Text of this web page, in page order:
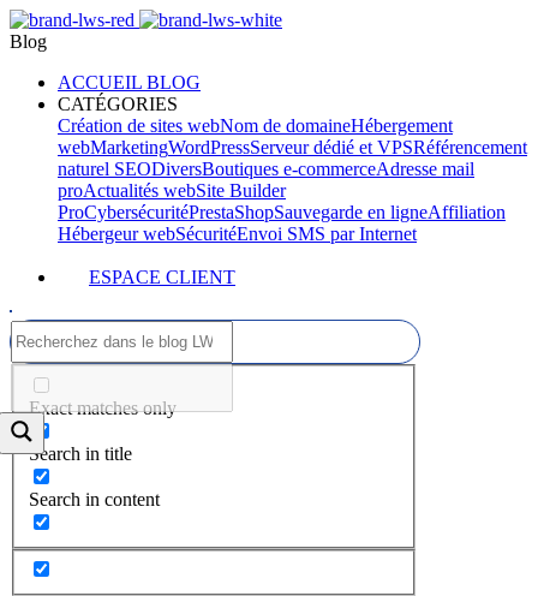
Blog
ACCUEIL BLOG
CATÉGORIES
Création de sites webNom de domaineHébergement
webMarketingWordPressServeur dédié et VPSRéférencement
naturel SEODiversBoutiques e-commerceAdresse mail
proActualités webSite Builder
ProCybersécuritéPrestaShopSauvegarde en ligneAffiliation
Hébergeur webSécuritéEnvoi SMS par Internet
ESPACE CLIENT
Exact matches only
Search in title
Search in content